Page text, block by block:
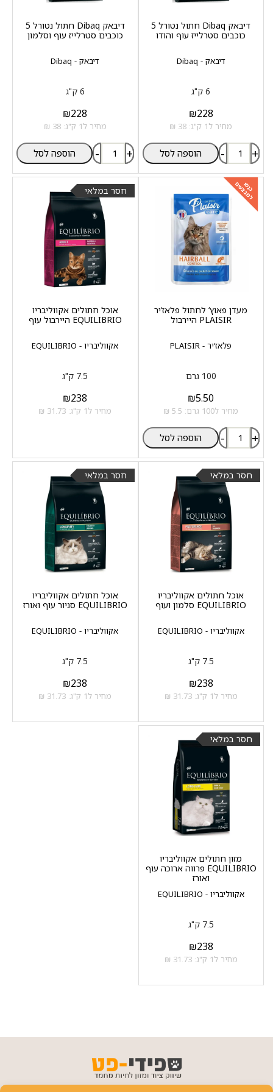
דיבאק - Dibaq
דיבאק Dibaq חתול נטורל 5
כוכבים סטרלייז עוף והודו
6 ק"ג
₪228
מחיר ל1 ק"ג: 38 ₪
- + הוספה לסל
דיבאק - Dibaq
דיבאק Dibaq חתול נטורל 5
כוכבים סטרלייז עוף וסלמון
6 ק"ג
₪228
מחיר ל1 ק"ג: 38 ₪
- + הוספה לסל
כנסו
למבצעים
פלאז‘יר - PLAISIR
מעדן פאוץ‘ לחתול פלאז‘יר
PLAISIR היירבול
100 גרם
₪5.50
מחיר ל100 גרם: 5.5 ₪
- + הוספה לסל
חסר במלאי
אקווליבריו - EQUILIBRIO
אוכל חתולים אקווליבריו
EQUILIBRIO היירבול עוף
7.5 ק"ג
₪238
מחיר ל1 ק"ג: 31.73 ₪
חסר במלאי
אקווליבריו - EQUILIBRIO
אוכל חתולים אקווליבריו
EQUILIBRIO סלמון ועוף
7.5 ק"ג
₪238
מחיר ל1 ק"ג: 31.73 ₪
חסר במלאי
אקווליבריו - EQUILIBRIO
אוכל חתולים אקווליבריו
EQUILIBRIO סניור עוף ואורז
7.5 ק"ג
₪238
מחיר ל1 ק"ג: 31.73 ₪
חסר במלאי
אקווליבריו - EQUILIBRIO
מזון חתולים אקווליבריו
EQUILIBRIO פרווה ארוכה עוף
ואורז
7.5 ק"ג
₪238
מחיר ל1 ק"ג: 31.73 ₪